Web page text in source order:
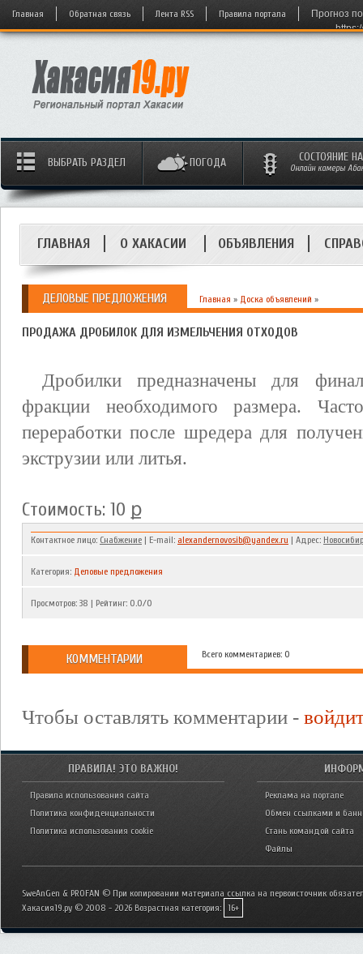
Главная Обратная связь Лента RSS Правила портала
Прогноз
ВЫБРАТЬ РАЗДЕЛ ПОГОДА СОСТОЯНИЕ
Онлайн камеры
ГЛАВНАЯ О ХАКАСИИ ОБЪЯВЛЕНИЯ
ДЕЛОВЫЕ ПРЕДЛОЖЕНИЯ Главная » Доска объявлений »
ПРОДАЖА ДРОБИЛОК ДЛЯ ИЗМЕЛЬЧЕНИЯ ОТХОДОВ
Дробилки предназначены для
фракции необходимого размера.
переработки после шредера для
экструзии или литья.
Стоимость: 10 ք
Контактное лицо: Снабжение | E-mail: alexandernovosib@yandex.ru | Адрес:
Категория: Деловые предложения
Просмотров: 38 | Рейтинг: 0.0/0
КОММЕНТАРИИ Всего комментариев: 0
Чтобы оставлять комментарии -
ПРАВИЛА! ЭТО ВАЖНО!
Правила использования сайта
Политика конфиденциальности
Политика использования cookie
Реклама на портале
Обмен ссылками и
Стань командой сайта
Файлы
SweAnGen & PROFAN © При копировании материала ссылка на первоисточник
Хакасия19.ру © 2008 - 2026 Возрастная категория: 16+